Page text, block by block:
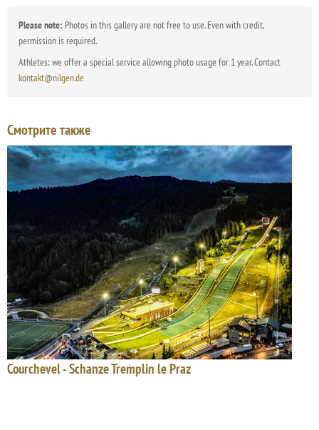
Please note: Photos in this gallery are not free to use. Even with credit,
permission is required.
Athletes: we offer a special service allowing photo usage for 1 year. Contact
kontakt@nilgen.de
Смотрите также
Courchevel - Schanze Tremplin le Praz